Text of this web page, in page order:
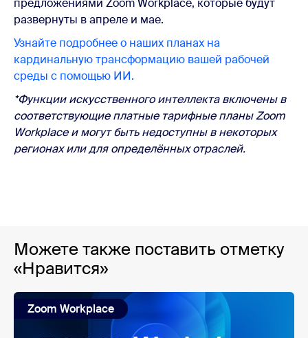
развернуты в апреле и мае.
Узнайте подробнее о наших планах на
кардинальную трансформацию вашей рабочей
среды с помощью ИИ.
*Функции искусственного интеллекта включены в
соответствующие платные тарифные планы Zoom
Workplace и могут быть недоступны в некоторых
регионах или для определённых отраслей.
Можете также поставить отметку
«Нравится»
Zoom Workplace